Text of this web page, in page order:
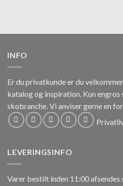
INFO
Er du privatkunde er du
katalog og inspiration. Kun
skobranche.Vi anviser gerne en
LEVERINGSINFO
Varer bestilt inden 11:00 afsendes